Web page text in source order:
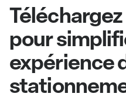
pour
expérience